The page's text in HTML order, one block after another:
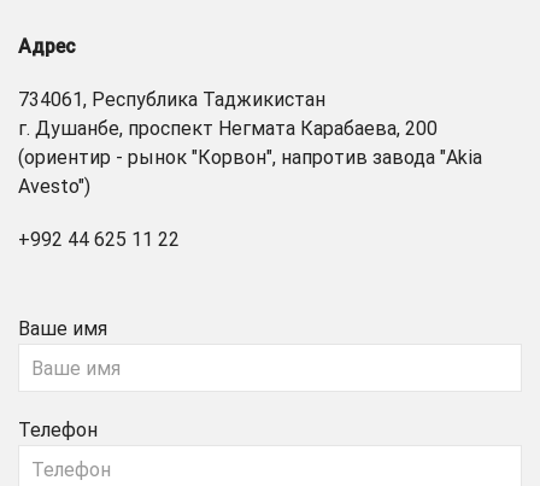
Адрес
734061, Республика Таджикистан
г. Душанбе, проспект Негмата Карабаева, 200
(ориентир - рынок "Корвон", напротив завода "Akia
Avesto")
+992 44 625 11 22
Ваше имя
Телефон